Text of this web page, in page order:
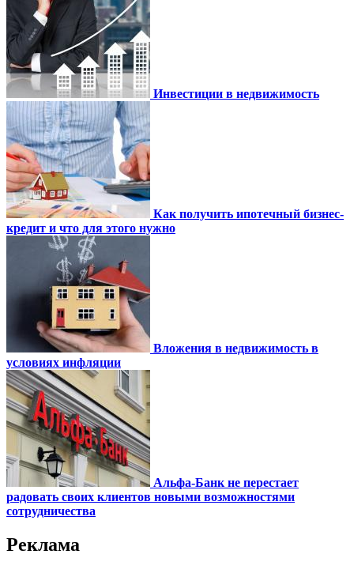
Инвестиции в недвижимость
Как получить ипотечный бизнес-
кредит и что для этого нужно
Вложения в недвижимость в
условиях инфляции
Альфа-Банк не перестает
радовать своих клиентов новыми возможностями
сотрудничества
Реклама